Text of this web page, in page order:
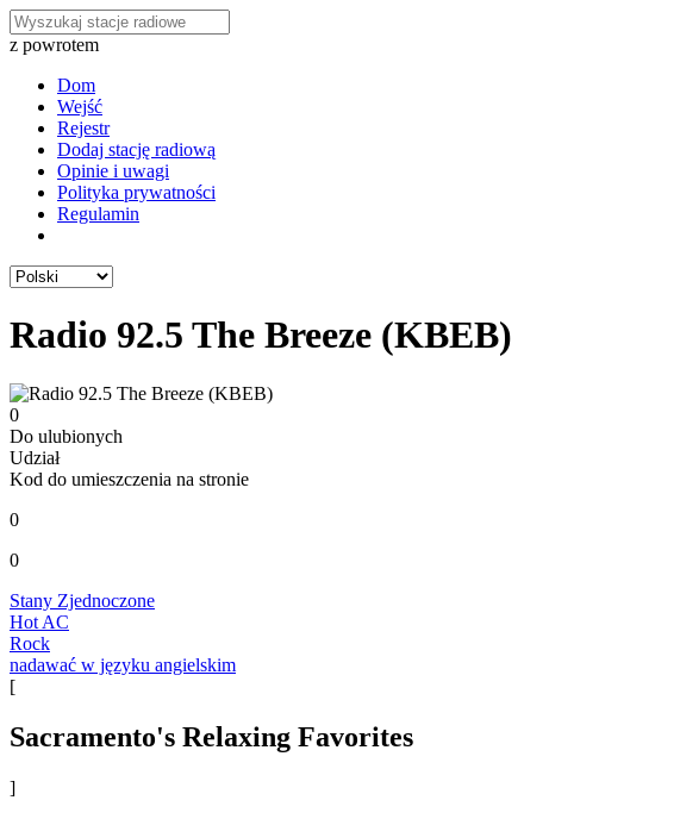
z powrotem
Dom
Wejść
Rejestr
Dodaj stację radiową
Opinie i uwagi
Polityka prywatności
Regulamin
Radio 92.5 The Breeze (KBEB)
0
Do ulubionych
Udział
Kod do umieszczenia na stronie
0
0
Stany Zjednoczone
Hot AC
Rock
nadawać w języku angielskim
[
Sacramento's Relaxing Favorites
]